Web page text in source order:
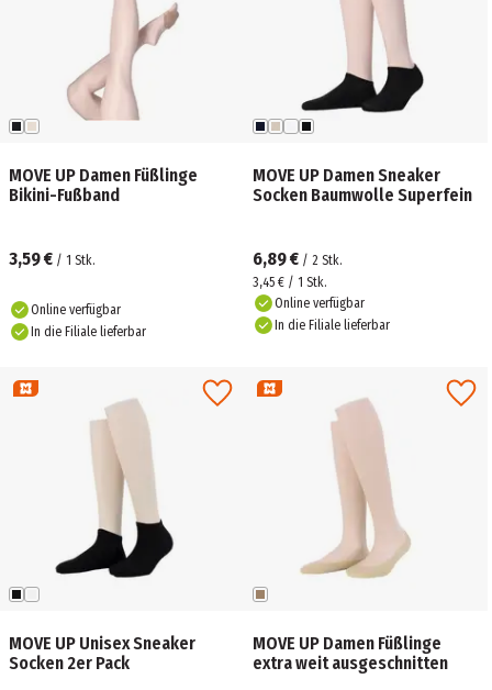
MOVE UP Damen Füßlinge
Bikini-Fußband
3,59 € / 1 Stk.
Online verfügbar
In die Filiale lieferbar
MOVE UP Damen Sneaker
Socken Baumwolle Superfein
6,89 € / 2 Stk.
3,45 € / 1 Stk.
Online verfügbar
In die Filiale lieferbar
MOVE UP Unisex Sneaker
Socken 2er Pack
MOVE UP Damen Füßlinge
extra weit ausgeschnitten